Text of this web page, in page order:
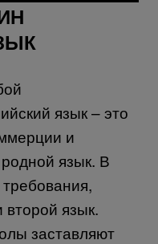
язык – это
и
родной язык. В
язык.
заставляют